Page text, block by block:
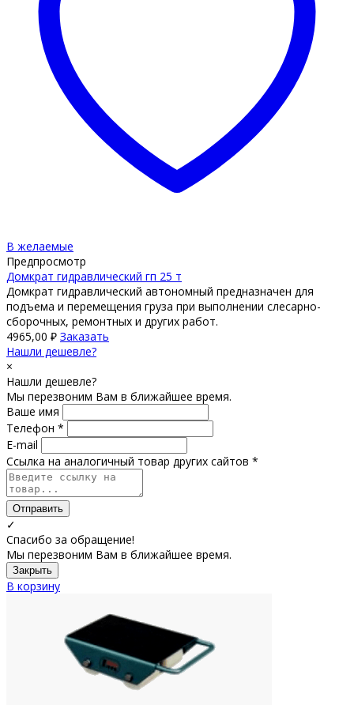
В желаемые
Предпросмотр
Домкрат гидравлический гп 25 т
Домкрат гидравлический автономный предназначен для
подъема и перемещения груза при выполнении слесарно-
сборочных, ремонтных и других работ.
4965,00 ₽ Заказать
Нашли дешевле?
×
Нашли дешевле?
Мы перезвоним Вам в ближайшее время.
Ваше имя
Телефон *
E-mail
Ссылка на аналогичный товар других сайтов *
Отправить
✓
Спасибо за обращение!
Мы перезвоним Вам в ближайшее время.
Закрыть
В корзину